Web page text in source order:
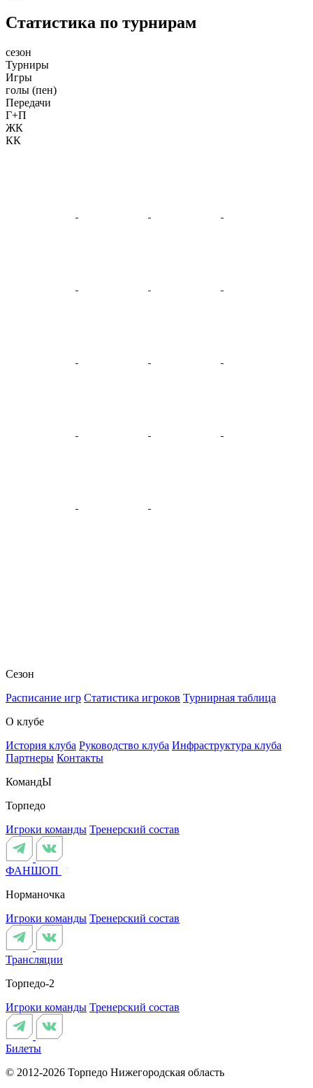
Статистика по турнирам
сезон
Турниры
Игры
голы (пен)
Передачи
Г+П
ЖК
КК
Сезон
Расписание игр Статистика игроков Турнирная таблица
О клубе
История клуба Руководство клуба Инфраструктура клуба
Партнеры Контакты
КомандЫ
Торпедо
Игроки команды Тренерский состав
ФАНШОП
Норманочка
Игроки команды Тренерский состав
Трансляции
Торпедо-2
Игроки команды Тренерский состав
Билеты
© 2012-2026 Торпедо Нижегородская область